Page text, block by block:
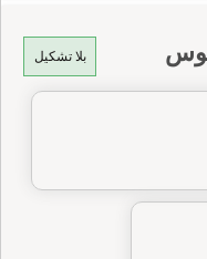
بلا تشكيل